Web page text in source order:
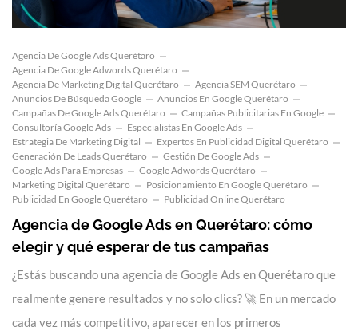
Agencia De Google Ads Querétaro
Agencia De Google Adwords Querétaro
Agencia De Marketing Digital Querétaro
Agencia SEM Querétaro
Anuncios De Búsqueda Google
Anuncios En Google Querétaro
Campañas De Google Ads Querétaro
Campañas Publicitarias En Google
Consultoría Google Ads
Especialistas En Google Ads
Estrategia De Marketing Digital
Expertos En Publicidad Digital Querétaro
Generación De Leads Querétaro
Gestión De Google Ads
Google Ads Para Empresas
Google Adwords Querétaro
Marketing Digital Querétaro
Posicionamiento En Google Querétaro
Publicidad En Google Querétaro
Publicidad Online Querétaro
Agencia de Google Ads en Querétaro: cómo
elegir y qué esperar de tus campañas
¿Estás buscando una agencia de Google Ads en Querétaro que
realmente genere resultados y no solo clics? 🚀 En un mercado
cada vez más competitivo, aparecer en los primeros